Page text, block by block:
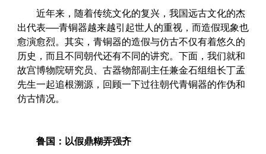
近年来，随着传统文化的复兴，我国远古文化的杰
出代表──青铜器越来越引起世人的重视，而造假现象也
愈演愈烈。其实，青铜器的造假与仿古不仅有着悠久的
历史，而且不同朝代还有不同的讲究。下面，我们就和
故宫博物院研究员、古器物部副主任兼金石组组长丁孟
先生一起追根溯源，回顾一下过往朝代青铜器的作伪和
仿古情况。
鲁国：以假鼎糊弄强齐